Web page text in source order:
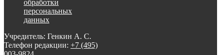
обработки
персональных
данных
Учредитель: Генкин А. С.
Телефон редакции: +7 (495)